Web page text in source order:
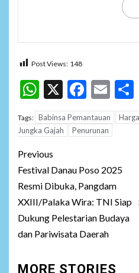
Post Views: 148
WhatsApp
X
Tags: Babinsa Pemantauan
Jungka Gajah
Penurunan
Post
navigation
Previous
Festival Danau Poso 2025
Resmi Dibuka, Pangdam
XXIII/Palaka Wira: TNI Siap
Dukung Pelestarian Budaya
dan Pariwisata Daerah
MORE STORIES